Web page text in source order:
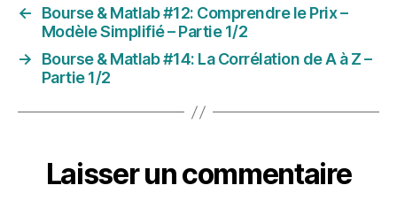
←
Bourse & Matlab #12: Comprendre le Prix –
Modèle Simplifié – Partie 1/2
→
Bourse & Matlab #14: La Corrélation de A à Z –
Partie 1/2
Laisser un commentaire